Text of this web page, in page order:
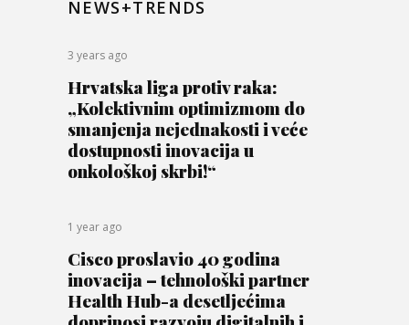
NEWS+TRENDS
3 years ago
Hrvatska liga protiv raka:
„Kolektivnim optimizmom do
smanjenja nejednakosti i veće
dostupnosti inovacija u
onkološkoj skrbi!“
1 year ago
Cisco proslavio 40 godina
inovacija – tehnološki partner
Health Hub-a desetljećima